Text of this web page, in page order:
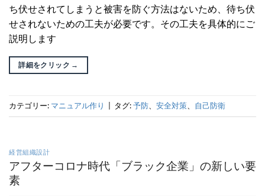
ち伏せされてしまうと被害を防ぐ方法はないため、待ち伏
せされないための工夫が必要です。その工夫を具体的にご
説明します
詳細をクリック →
カテゴリー: マニュアル作り タグ:予防 安全対策 自己防衛
経営組織設計
アフターコロナ時代「ブラック企業」の新しい要
素